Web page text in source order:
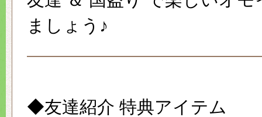
ましょう♪
◆友達紹介 特典アイテム